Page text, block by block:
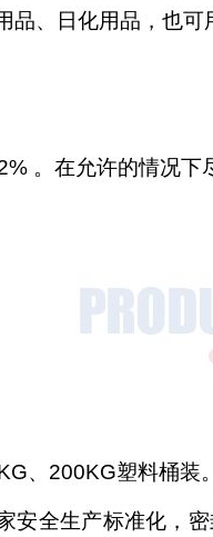
品、日化用品，也
。在允许的情况下
、200KG塑料桶装。
安全生产标准化，